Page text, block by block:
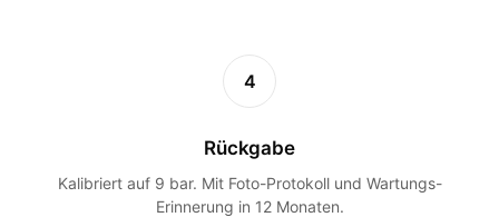
4
Rückgabe
Kalibriert auf 9 bar. Mit Foto-Protokoll und Wartungs-
Erinnerung in 12 Monaten.